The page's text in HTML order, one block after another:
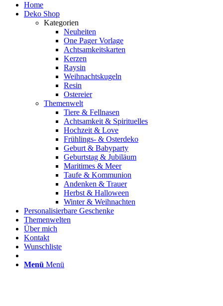
Home
Deko Shop
Kategorien
Neuheiten
One Pager Vorlage
Achtsamkeitskarten
Kerzen
Raysin
Weihnachtskugeln
Resin
Ostereier
Themenwelt
Tiere & Fellnasen
Achtsamkeit & Spirituelles
Hochzeit & Love
Frühlings- & Osterdeko
Geburt & Babyparty
Geburtstag & Jubiläum
Maritimes & Meer
Taufe & Kommunion
Andenken & Trauer
Herbst & Halloween
Winter & Weihnachten
Personalisierbare Geschenke
Themenwelten
Über mich
Kontakt
Wunschliste
Menü Menü